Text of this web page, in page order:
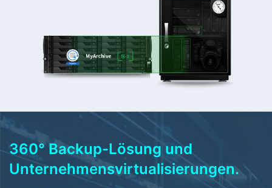
360° Backup-Lösung und
Unternehmensvirtualisierungen.